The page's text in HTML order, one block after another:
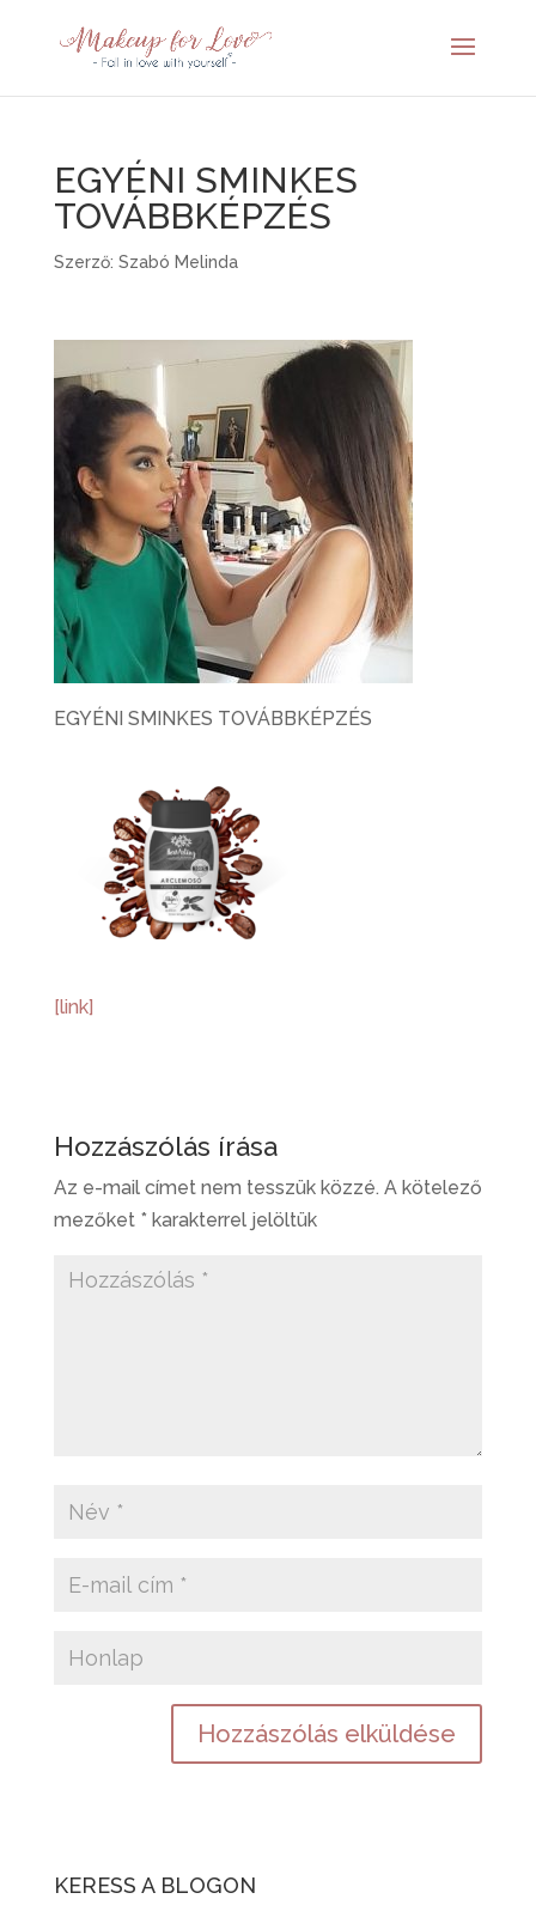
EGYÉNI SMINKES
TOVÁBBKÉPZÉS
Szerző: Szabó Melinda
EGYÉNI SMINKES TOVÁBBKÉPZÉS
[link]
Hozzászólás írása
Az e-mail címet nem tesszük közzé. A kötelező
mezőket *karakterrel jelöltük
KERESS A BLOGON